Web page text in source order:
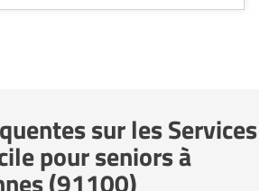
sur les Services
pour seniors à